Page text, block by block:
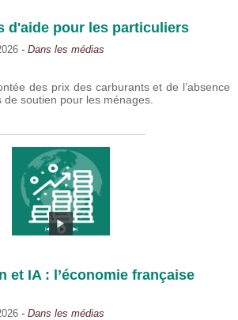
d'aide pour les particuliers
- Dans les médias
des prix des carburants et de l’absence
soutien pour les ménages.
et IA : l’économie française
- Dans les médias